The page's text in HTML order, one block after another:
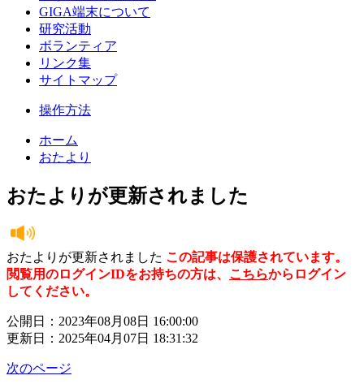
GIGA端末について
研究活動
ボランティア
リンク集
サイトマップ
操作方法
ホーム
おたより
おたよりが更新されました
おたよりが更新されました この記事は保護されています。
閲覧用のログインIDをお持ちの方は、 こちらからログイン
してください。
公開日：2023年08月08日 16:00:00
更新日：2025年04月07日 18:31:32
次のページ